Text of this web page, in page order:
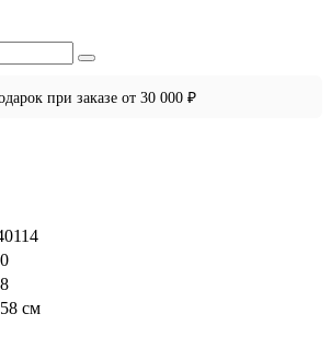
при заказе от 30 000 ₽
см